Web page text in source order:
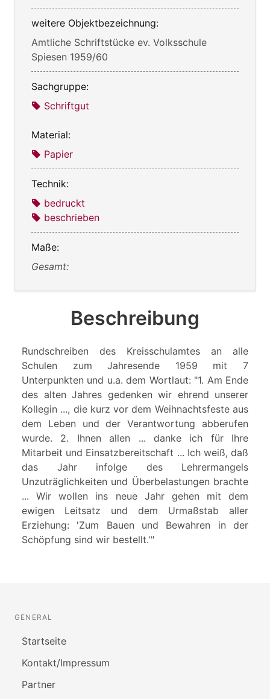
weitere Objektbezeichnung:
Amtliche Schriftstücke ev. Volksschule
Spiesen 1959/60
Sachgruppe:
Schriftgut
Material:
Papier
Technik:
bedruckt
beschrieben
Maße:
Gesamt:
Beschreibung
Rundschreiben des Kreisschulamtes an alle
Schulen zum Jahresende 1959 mit 7
Unterpunkten und u.a. dem Wortlaut: "1. Am Ende
des alten Jahres gedenken wir ehrend unserer
Kollegin ..., die kurz vor dem Weihnachtsfeste aus
dem Leben und der Verantwortung abberufen
wurde. 2. Ihnen allen ... danke ich für Ihre
Mitarbeit und Einsatzbereitschaft ... Ich weiß, daß
das Jahr infolge des Lehrermangels
Unzuträglichkeiten und Überbelastungen brachte
... Wir wollen ins neue Jahr gehen mit dem
ewigen Leitsatz und dem Urmaßstab aller
Erziehung: 'Zum Bauen und Bewahren in der
Schöpfung sind wir bestellt.'"
GENERAL
Startseite
Kontakt/Impressum
Partner